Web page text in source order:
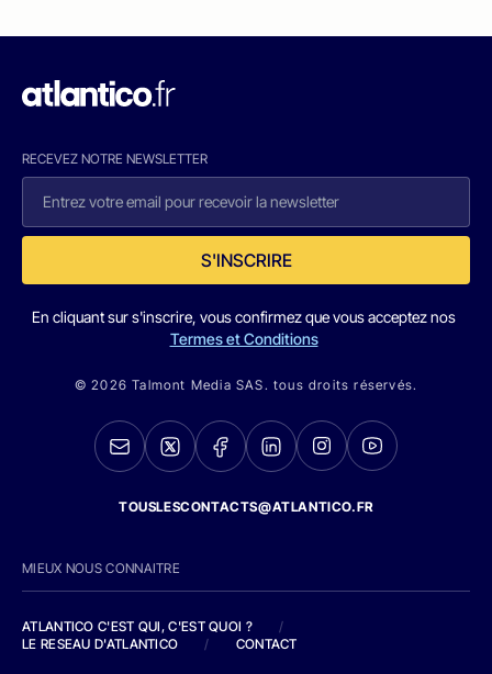
RECEVEZ NOTRE NEWSLETTER
S'INSCRIRE
En cliquant sur s'inscrire, vous confirmez que vous acceptez nos
Termes et Conditions
© 2026 Talmont Media SAS. tous droits réservés.
TOUSLESCONTACTS@ATLANTICO.FR
MIEUX NOUS CONNAITRE
ATLANTICO C'EST QUI, C'EST QUOI ?
/
LE RESEAU D'ATLANTICO
/ CONTACT